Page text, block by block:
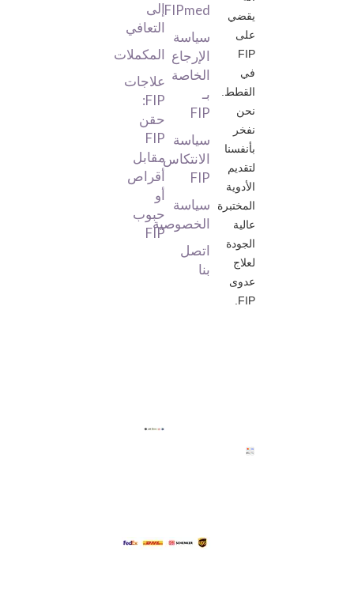
يقضي
على
FIP
في
القطط.
نحن
نفخر
بأنفسنا
لتقديم
الأدوية
المختبرة
عالية
الجودة
لعلاج
عدوى
FIP.
FIPmed
سياسة
الإرجاع
الخاصة
بـ
FIP
سياسة
الانتكاس
FIP
سياسة
الخصوصية
اتصل
بنا
إلى
التعافي
المكملات
علاجات
FIP:
حقن
FIP
مقابل
أقراص
أو
حبوب
FIP